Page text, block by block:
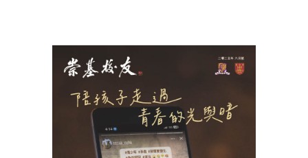
View
Larger
Image